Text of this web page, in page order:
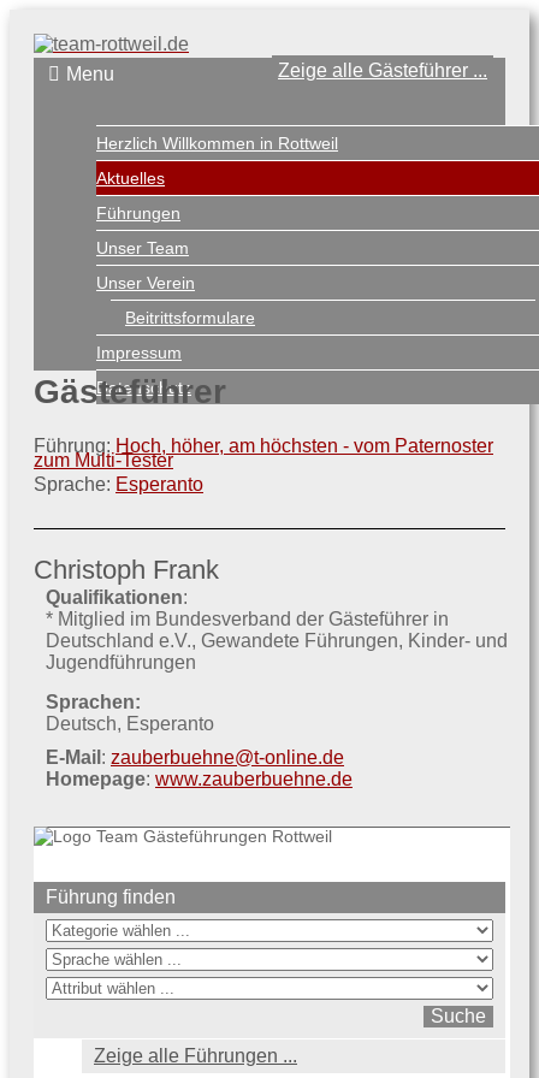
Menu
Herzlich Willkommen in Rottweil
Aktuelles
Führungen
Unser Team
Unser Verein
Beitrittsformulare
Impressum
Datenschutz
Gästeführer
Führung: Hoch, höher, am höchsten - vom Paternoster
zum Multi-Tester
Sprache: Esperanto
Zeige alle Gästeführer ...
Christoph Frank
Qualifikationen:
* Mitglied im Bundesverband der Gästeführer in
Deutschland e.V. Gewandete Führungen
Kinder- und
Jugendführungen
Sprachen:
Deutsch
Esperanto
E-Mail : zauberbuehne@t-online.de
Homepage: www.zauberbuehne.de
Führung finden
Zeige alle Führungen ...